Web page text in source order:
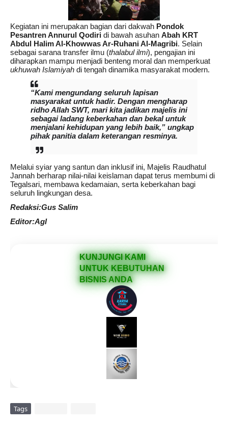
Kegiatan ini merupakan bagian dari dakwah Pondok
Pesantren Annurul Qodiri di bawah asuhan Abah KRT
Abdul Halim Al-Khowwas Ar-Ruhani Al-Magribi. Selain
sebagai sarana transfer ilmu (thalabul ilmi), pengajian ini
diharapkan mampu menjadi benteng moral dan memperkuat
ukhuwah Islamiyah di tengah dinamika masyarakat modern.
“Kami mengundang seluruh lapisan
masyarakat untuk hadir. Dengan mengharap
ridho Allah SWT, mari kita jadikan majelis ini
sebagai ladang keberkahan dan bekal untuk
menjalani kehidupan yang lebih baik,” ungkap
pihak panitia dalam keterangan resminya.
Melalui syiar yang santun dan inklusif ini, Majelis Raudhatul
Jannah berharap nilai-nilai keislaman dapat terus membumi di
Tegalsari, membawa kedamaian, serta keberkahan bagi
seluruh lingkungan desa.
Redaksi:Gus Salim
Editor:Agl
KUNJUNGI KAMI
UNTUK KEBUTUHAN
BISNIS ANDA
Tags